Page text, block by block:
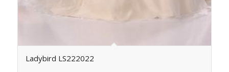
Ladybird LS222022